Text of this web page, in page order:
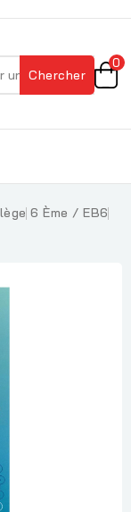
Chercher
0
6 Ème / EB6